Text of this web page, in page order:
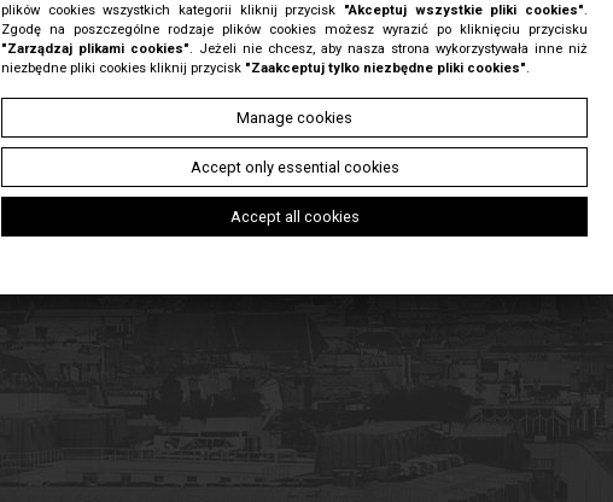
plików cookies wszystkich kategorii kliknij przycisk "Akceptuj wszystkie pliki cookies"
Zgodę na poszczególne rodzaje plików cookies możesz wyrazić po kliknięciu przycisku
"Zarządzaj plikami cookies" . Jeżeli nie chcesz, aby nasza strona wykorzystywała inne niż
niezbędne pliki cookies kliknij przycisk "Zaakceptuj tylko niezbędne pliki cookies"
Manage cookies
Accept only essential cookies
Accept all cookies